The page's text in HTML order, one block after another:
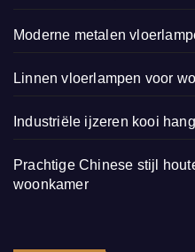
Moderne metalen
Linnen vloerlampen voor
Industriële ijzeren kooi
Prachtige Chinese stijl
woonkamer